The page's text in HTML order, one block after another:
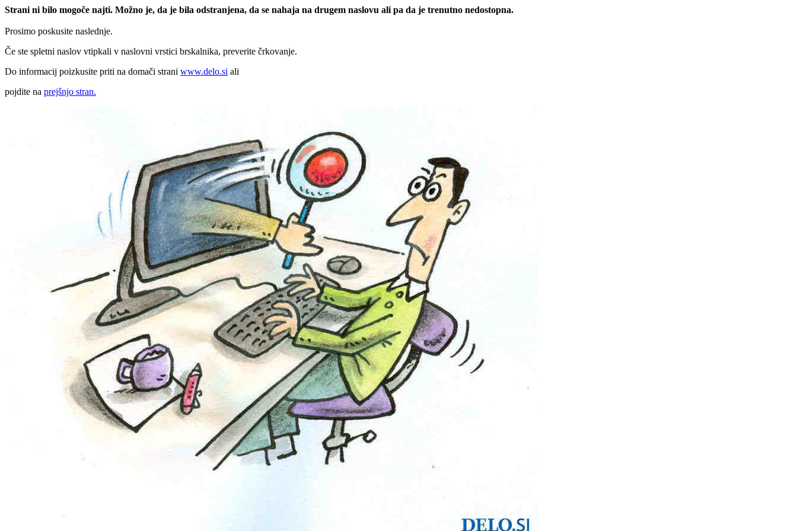
Strani ni bilo mogoče najti. Možno je, da je bila odstranjena, da se nahaja na drugem naslovu ali pa da je trenutno nedostopna.
Prosimo poskusite naslednje.
Če ste spletni naslov vtipkali v naslovni vrstici brskalnika, preverite črkovanje.
Do informacij poizkusite priti na domači strani www.delo.si ali
pojdite na prejšnjo stran.